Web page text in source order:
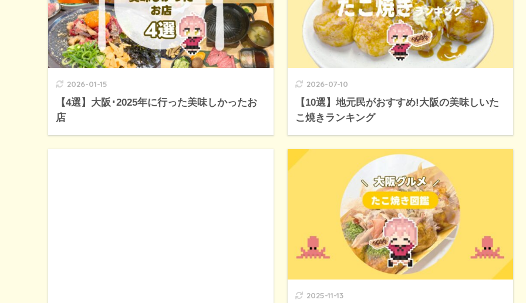
2026-01-15
【4選】大阪･2025年に行った美味しかったお
店
2026-07-10
【10選】地元民がおすすめ!大阪の美味しいた
こ焼きランキング
2025-11-13